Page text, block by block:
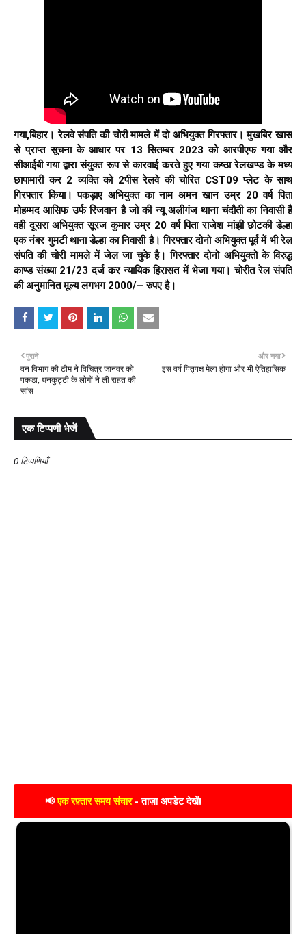
गया,बिहार। रेलवे संपति की चोरी मामले में दो अभियुक्त गिरफ्तार। मुखबिर खास
से प्राप्त सूचना के आधार पर 13 सितम्बर 2023 को आरपीएफ गया और
सीआईबी गया द्वारा संयुक्त रूप से कारवाई करते हुए गया कष्ठा रेलखण्ड के मध्य
छापामारी कर 2 व्यक्ति को 2पीस रेलवे की चोरित CST09 प्लेट के साथ
गिरफ्तार किया। पकड़ाए अभियुक्त का नाम अमन खान उम्र 20 वर्ष पिता
मोहम्मद आसिफ उर्फ रिजवान है जो की न्यू अलीगंज थाना चंदौती का निवासी है
वही दूसरा अभियुक्त सूरज कुमार उम्र 20 वर्ष पिता राजेश मांझी छोटकी डेल्हा
एक नंबर गुमटी थाना डेल्हा का निवासी है। गिरफ्तार दोनो अभियुक्त पूर्व में भी रेल
संपति की चोरी मामले में जेल जा चुके है। गिरफ्तार दोनो अभियुक्तो के विरुद्ध
काण्ड संख्या 21/23 दर्ज कर न्यायिक हिरासत में भेजा गया। चोरीत रेल संपति
की अनुमानित मूल्य लगभग 2000/– रुपए है।
और नया
इस वर्ष पितृपक्ष मेला होगा और भी ऐतिहासिक
पुराने
वन विभाग की टीम ने विचित्र जानवर को
पकडा, धनकुट्टी के लाेगों ने ली राहत की
सांस
एक टिप्पणी भेजें
0 टिप्पणियाँ
एक रफ़्तार समय संचार- ताज़ा अपडेट देखें!